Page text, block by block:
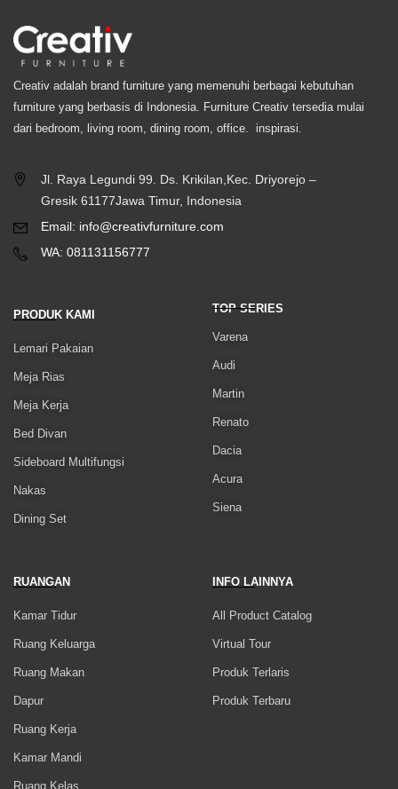
Creativ adalah brand furniture yang memenuhi berbagai kebutuhan
furniture yang berbasis di Indonesia. Furniture Creativ tersedia mulai
dari bedroom, living room, dining room, office. inspirasi.
Jl. Raya Legundi 99. Ds. Krikilan,Kec. Driyorejo –
Gresik 61177Jawa Timur, Indonesia
Email: info@creativfurniture.com
WA: 081131156777
PRODUK KAMI
Lemari Pakaian
Meja Rias
Meja Kerja
Bed Divan
Sideboard Multifungsi
Nakas
Dining Set
TOP SERIES
Varena
Audi
Martin
Renato
Dacia
Acura
Siena
RUANGAN
Kamar Tidur
Ruang Keluarga
Ruang Makan
Dapur
Ruang Kerja
Kamar Mandi
Ruang Kelas
INFO LAINNYA
All Product Catalog
Virtual Tour
Produk Terlaris
Produk Terbaru